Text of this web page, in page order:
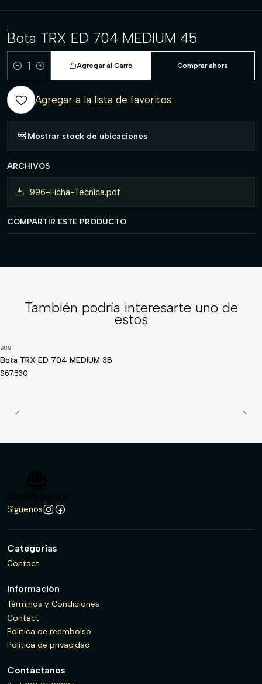
|
Bota TRX ED 704 MEDIUM 45
Cantidad
Agregar al Carro Comprar ahora
Agregar a la lista de favoritos
Mostrar stock de ubicaciones
ARCHIVOS
996-Ficha-Tecnica.pdf
COMPARTIR ESTE PRODUCTO
También podría interesarte uno de
estos
989|
Bota TRX ED 704 MEDIUM 38
$67.830
Síguenos
Categorías
Contact
Información
Términos y Condiciones
Contact
Política de reembolso
Política de privacidad
Contáctanos